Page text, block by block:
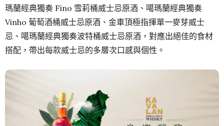
瑪蘭經典獨奏 Fino 雪莉桶威士忌原酒、噶瑪蘭經典獨奏
Vinho 葡萄酒桶威士忌原酒、金車頂極指揮單一麥芽威士
忌、噶瑪蘭經典獨奏波特桶威士忌原酒，對應出絕佳的食材
搭配，帶出每款威士忌的多層次口感與個性。